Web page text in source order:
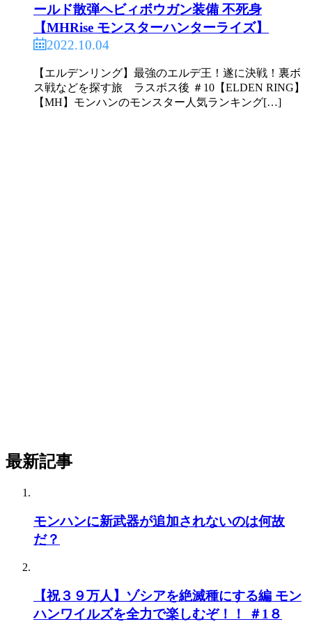
ールド散弾ヘビィボウガン装備 不死身
【MHRise モンスターハンターライズ】
2022.10.04
【エルデンリング】最強のエルデ王！遂に決戦！裏ボ
ス戦などを探す旅 ラスボス後 ＃10【ELDEN RING】
【MH】モンハンのモンスター人気ランキング[…]
最新記事
モンハンに新武器が追加されないのは何故
だ？
【祝３９万人】ゾシアを絶滅種にする編 モン
ハンワイルズを全力で楽しむぞ！！ ＃1８